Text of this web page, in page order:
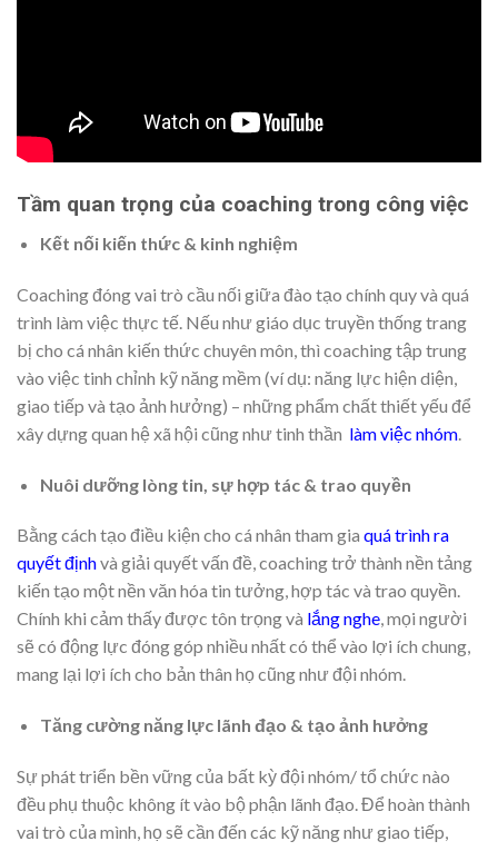
Tầm quan trọng của coaching trong công việc
Kết nối kiến thức & kinh nghiệm
Coaching đóng vai trò cầu nối giữa đào tạo chính quy và quá
trình làm việc thực tế. Nếu như giáo dục truyền thống trang
bị cho cá nhân kiến ​​thức chuyên môn, thì coaching tập trung
vào việc tinh chỉnh kỹ năng mềm (ví dụ: năng lực hiện diện,
giao tiếp và tạo ảnh hưởng) – những phẩm chất thiết yếu để
xây dựng quan hệ xã hội cũng như tinh thần làm việc nhóm
Nuôi dưỡng lòng tin, sự hợp tác & trao quyền
Bằng cách tạo điều kiện cho cá nhân tham gia quá trình ra
quyết địnhvà giải quyết vấn đề, coaching trở thành nền tảng
kiến tạo một nền văn hóa tin tưởng, hợp tác và trao quyền.
Chính khi cảm thấy được tôn trọng và lắng nghe, mọi người
sẽ có động lực đóng góp nhiều nhất có thể vào lợi ích chung,
mang lại lợi ích cho bản thân họ cũng như đội nhóm.
Tăng cường năng lực lãnh đạo & tạo ảnh hưởng
Sự phát triển bền vững của bất kỳ đội nhóm/ tổ chức nào
đều phụ thuộc không ít vào bộ phận lãnh đạo. Để hoàn thành
vai trò của mình, họ sẽ cần đến các kỹ năng như giao tiếp,